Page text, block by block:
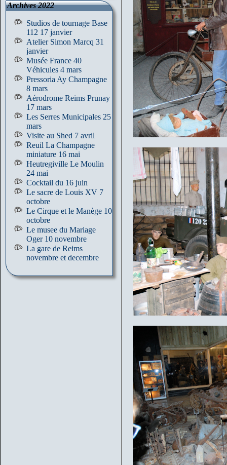
Archives 2022
Studios de tournage Base
112 17 janvier
Atelier Simon Marcq 31
janvier
Musée France 40
Véhicules 4 mars
Pressoria Ay Champagne
8 mars
Aérodrome Reims Prunay
17 mars
Les Serres Municipales 25
mars
Visite au Shed 7 avril
Reuil La Champagne
miniature 16 mai
Heutregiville Le Moulin
24 mai
Cocktail du 16 juin
Le sacre de Louis XV 7
octobre
Le Cirque et le Manège 10
octobre
Le musee du Mariage
Oger 10 novembre
La gare de Reims
novembre et decembre